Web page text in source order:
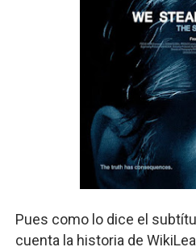
Pues como lo dice el
cuenta la historia de